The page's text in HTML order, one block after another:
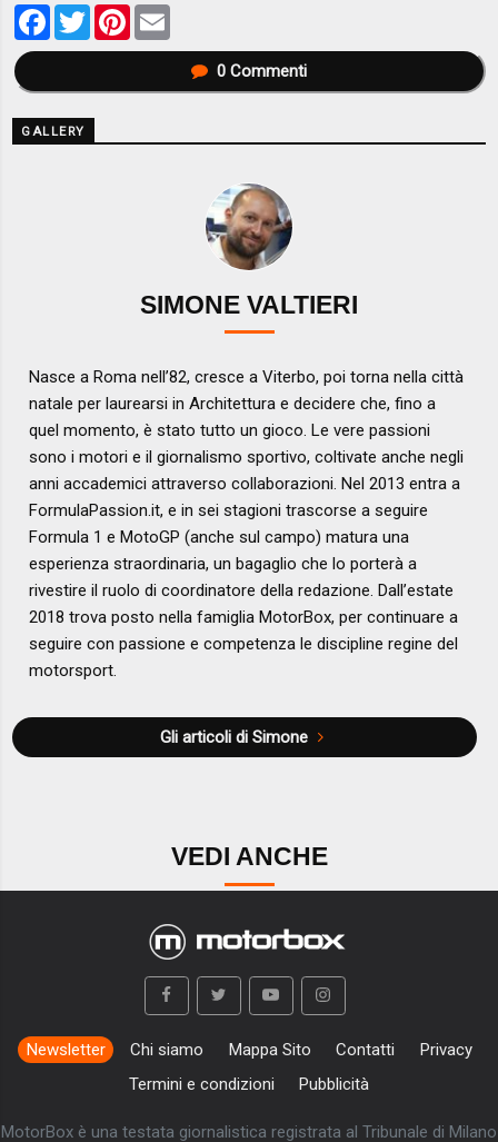
Facebook
TwitterPinterest
0Commenti
GALLERY
SIMONE VALTIERI
Nasce a Roma nell’82, cresce a Viterbo, poi torna nella città
natale per laurearsi in Architettura e decidere che, fino a
quel momento, è stato tutto un gioco. Le vere passioni
sono i motori e il giornalismo sportivo, coltivate anche negli
anni accademici attraverso collaborazioni. Nel 2013 entra a
FormulaPassion.it, e in sei stagioni trascorse a seguire
Formula 1 e MotoGP (anche sul campo) matura una
esperienza straordinaria, un bagaglio che lo porterà a
rivestire il ruolo di coordinatore della redazione. Dall’estate
2018 trova posto nella famiglia MotorBox, per continuare a
seguire con passione e competenza le discipline regine del
motorsport.
Gli articoli di Simone
VEDI ANCHE
Newsletter Chi siamo Mappa Sito Contatti
Privacy
Termini e condizioni
Pubblicità
MotorBox è una testata giornalistica registrata al Tribunale di Milano